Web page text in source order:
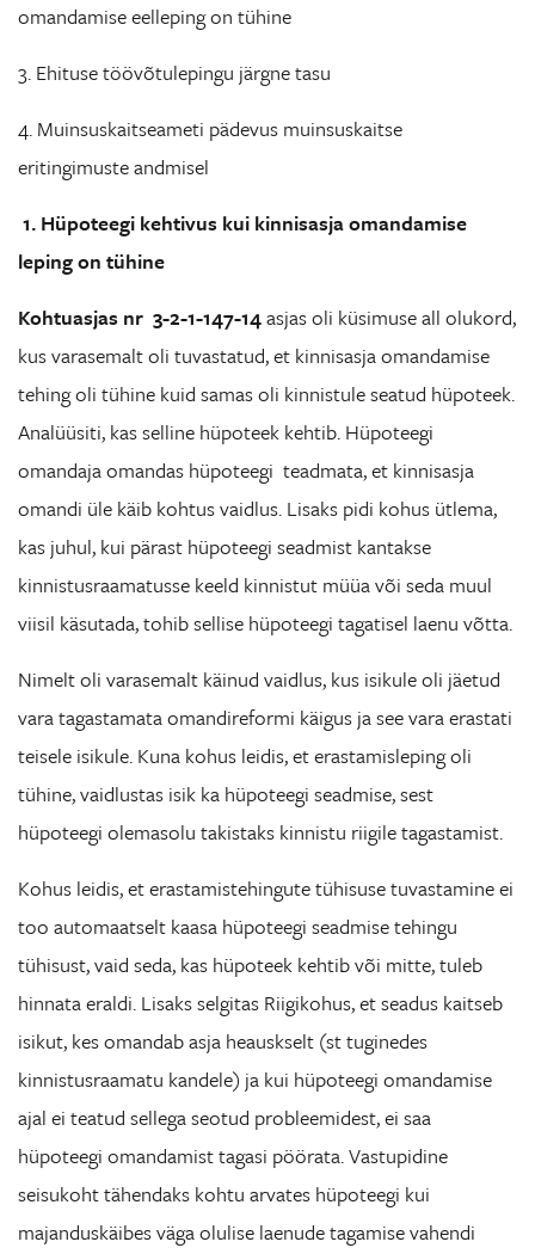
omandamise eelleping on tühine
3. Ehituse töövõtulepingu järgne tasu
4. Muinsuskaitseameti pädevus muinsuskaitse
eritingimuste andmisel
1. Hüpoteegi kehtivus kui kinnisasja omandamise
leping on tühine
Kohtuasjas nr 3-2-1-147-14asjas oli küsimuse all olukord,
kus varasemalt oli tuvastatud, et kinnisasja omandamise
tehing oli tühine kuid samas oli kinnistule seatud hüpoteek.
Analüüsiti, kas selline hüpoteek kehtib. Hüpoteegi
omandaja omandas hüpoteegi teadmata, et kinnisasja
omandi üle käib kohtus vaidlus. Lisaks pidi kohus ütlema,
kas juhul, kui pärast hüpoteegi seadmist kantakse
kinnistusraamatusse keeld kinnistut müüa või seda muul
viisil käsutada, tohib sellise hüpoteegi tagatisel laenu võtta.
Nimelt oli varasemalt käinud vaidlus, kus isikule oli jäetud
vara tagastamata omandireformi käigus ja see vara erastati
teisele isikule. Kuna kohus leidis, et erastamisleping oli
tühine, vaidlustas isik ka hüpoteegi seadmise, sest
hüpoteegi olemasolu takistaks kinnistu riigile tagastamist.
Kohus leidis, et erastamistehingute tühisuse tuvastamine ei
too automaatselt kaasa hüpoteegi seadmise tehingu
tühisust, vaid seda, kas hüpoteek kehtib või mitte, tuleb
hinnata eraldi. Lisaks selgitas Riigikohus, et seadus kaitseb
isikut, kes omandab asja heauskselt (st tuginedes
kinnistusraamatu kandele) ja kui hüpoteegi omandamise
ajal ei teatud sellega seotud probleemidest, ei saa
hüpoteegi omandamist tagasi pöörata. Vastupidine
seisukoht tähendaks kohtu arvates hüpoteegi kui
majanduskäibes väga olulise laenude tagamise vahendi